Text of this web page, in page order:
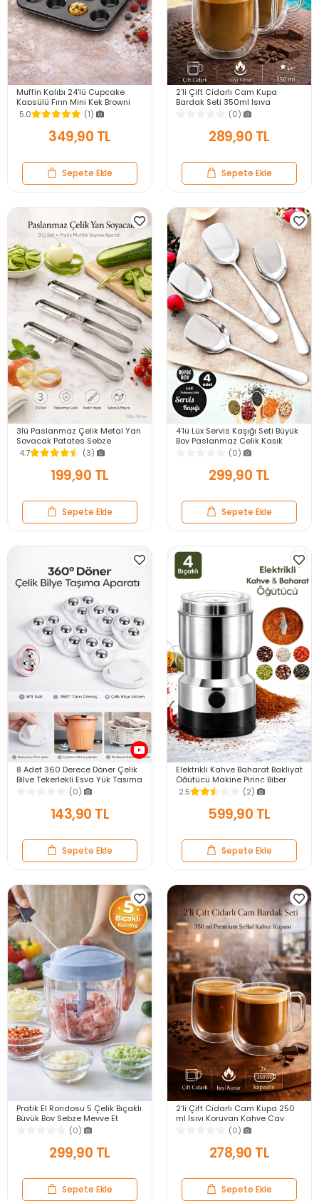
Muffin Kalıbı 24'lü Cupcake
Kapsülü Fırın Mini Kek Browni
Kekstra Kurabiye Kalıbı Muffin
Baking Pan
5.0 (1)
349,90 TL
Sepete Ekle
2'li Çift Cidarlı Cam Kupa
Bardak Seti 350ml Isıya
Dayanıklı Espresso Sunum
Kulplu Kahve Bardağı
(0)
289,90 TL
Sepete Ekle
3lü Paslanmaz Çelik Metal Yan
Soyacak Patates Sebze
Salatalık Havuç Soyacağı
Mutfak Soyma Aparatı
4.7 (3)
199,90 TL
Sepete Ekle
4'lü Lüx Servis Kaşığı Seti Büyük
Boy Paslanmaz Çelik Kaşık
Salata Yemek Mutfak Kaşığı
(0)
299,90 TL
Sepete Ekle
8 Adet 360 Derece Döner Çelik
Bilye Tekerlekli Eşya Yük Taşıma
Yapışkanlı Eşya Kaydırma
(0)
143,90 TL
Sepete Ekle
Elektrikli Kahve Baharat Bakliyat
Öğütücü Makine Pirinç Biber
Tahıl Öğütücü Değirmen Gıda
Öğütücü
2.5 (2)
599,90 TL
Sepete Ekle
Pratik El Rondosu 5 Çelik Bıçaklı
Büyük Boy Sebze Meyve Et
Soğan Doğrayıcı Blender Rende
(0)
299,90 TL
Sepete Ekle
2’li Çift Cidarlı Cam Kupa 250
ml Isıyı Koruyan Kahve Çay
Fincanı Kulplu Espresso Cam
(0)
278,90 TL
Sepete Ekle